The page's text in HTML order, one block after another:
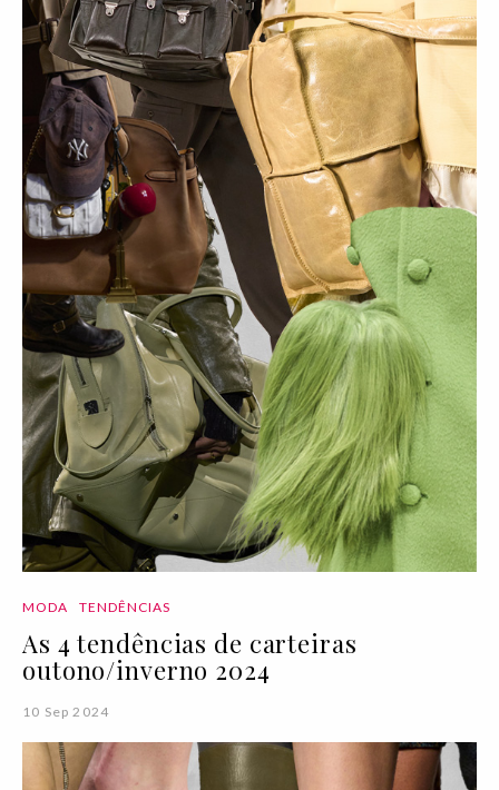
MODA TENDÊNCIAS
As 4 tendências de carteiras
outono/inverno 2024
10 Sep 2024